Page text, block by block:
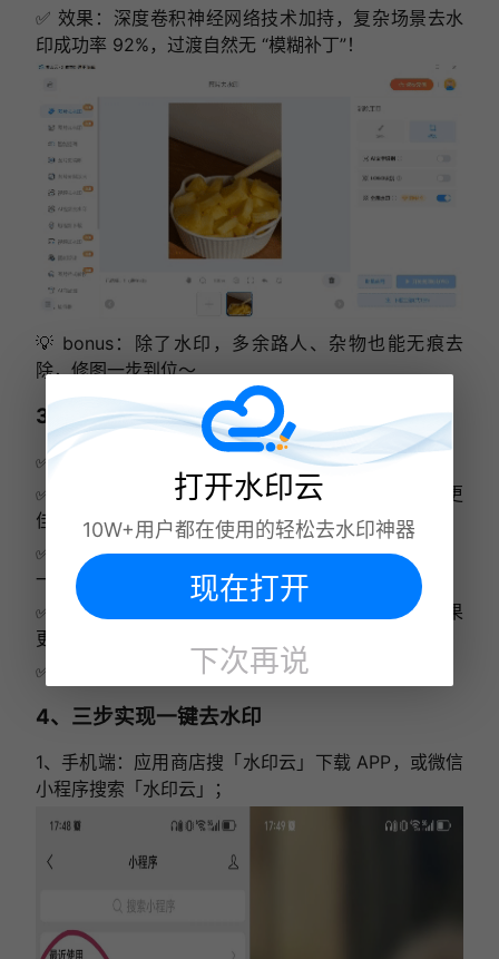
✅ 效果：深度卷积神经网络技术加持，复杂场景去水
印成功率 92%，过渡自然无 “模糊补丁”！
💡 bonus：除了水印，多余路人、杂物也能无痕去
除，修图一步到位～
3、使用技巧，去水印效率翻倍
✅优先上传高清原图，AI 修复更精准；
✅简单水印用「涂抹/框选模式」笔刷调小精准覆盖更
佳，复杂 / 满屏水印「开启全屏水印模式」；
✅批量处理时，框选一张图水印后点击「批量应用」，
一键搞定；
✅水印覆盖关键信息时，先裁剪多余区域再处理，效果
更自然；
✅避免大范围涂抹无水印区域，防止画面失真～
4、三步实现一键去水印
1、手机端：应用商店搜「水印云」下载 APP，或微信
小程序搜索「水印云」；
打开水印云
10W+用户都在使用的轻松去水印神器
现在打开
下次再说